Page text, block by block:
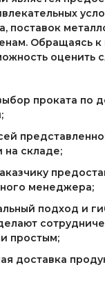
поставок
Обращаясь к
оценить
проката по
на складе;
менеджера;
подход и
простым;
доставка